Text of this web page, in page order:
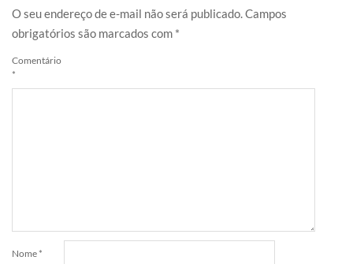
O seu endereço de e-mail não será publicado.Campos
obrigatórios são marcados com *
Comentário
*
Nome *